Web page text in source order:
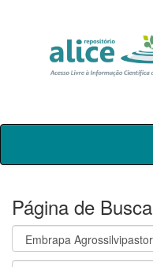
Skip
Página de Busca